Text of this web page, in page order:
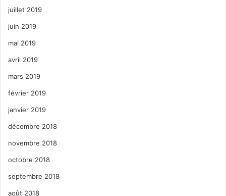
juillet 2019
juin 2019
mai 2019
avril 2019
mars 2019
février 2019
janvier 2019
décembre 2018
novembre 2018
octobre 2018
septembre 2018
août 2018